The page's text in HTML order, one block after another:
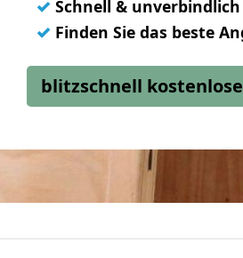
✓ Schnell &
✓ Finden Sie das beste
blitzschnell